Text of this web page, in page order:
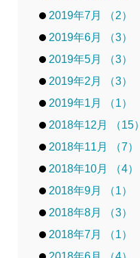
2019年7月 （2）
2019年6月 （3）
2019年5月 （3）
2019年2月 （3）
2019年1月 （1）
2018年12月 （15）
2018年11月 （7）
2018年10月 （4）
2018年9月 （1）
2018年8月 （3）
2018年7月 （1）